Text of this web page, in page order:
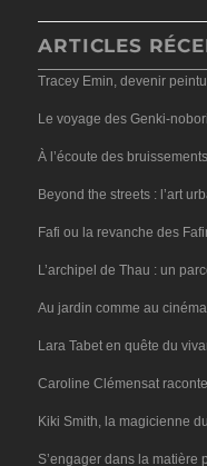
ARTICLES
Tracey Emin, devenir
Le voyage des Genki-
À l’écoute des
Beyond the streets : l’art
Fafi ou la revanche des
L’archipel de Thau : un
Au jardin comme au
Lara Tabet en quête du
Caroline Clémensat
Kiki Smith, la magicienne
S’engager dans la matière